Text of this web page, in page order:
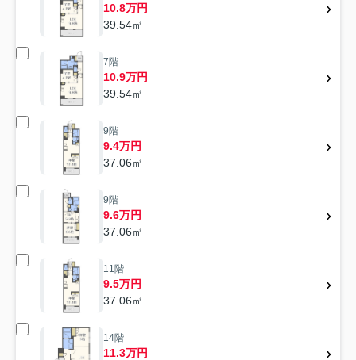
10.8万円
39.54㎡
7階
10.9万円
39.54㎡
9階
9.4万円
37.06㎡
9階
9.6万円
37.06㎡
11階
9.5万円
37.06㎡
14階
11.3万円